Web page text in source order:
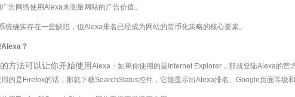
告网络使用Alexa来测量网站的广告价值。
统确实存在一些缺陷，但Alexa排名已经成为网站的货币化策略的核心要素。
Alexa？
方法可以让你开始使用Alexa：如果你使用的是Internet Explorer，那就登陆Alexa的官
的是Firefox的话，那就下载SearchStatus控件，它能显示出Alexa排名、Google页面等级和